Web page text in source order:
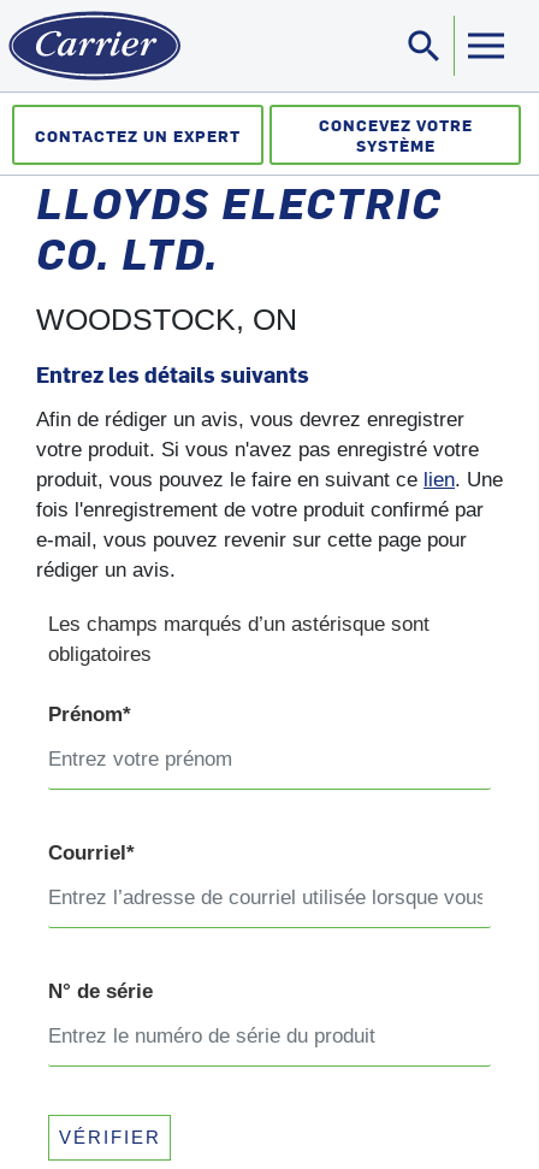
search
CONTACTEZ UN EXPERT
CONCEVEZ VOTRE
SYSTÈME
LLOYDS ELECTRIC
CO. LTD.
WOODSTOCK, ON
Entrez les détails suivants
Afin de rédiger un avis, vous devrez enregistrer
votre produit. Si vous n'avez pas enregistré votre
produit, vous pouvez le faire en suivant ce lien. Une
fois l'enregistrement de votre produit confirmé par
e-mail, vous pouvez revenir sur cette page pour
rédiger un avis.
Les champs marqués d’un astérisque sont
obligatoires
Prénom*
Courriel*
N° de série
VÉRIFIER